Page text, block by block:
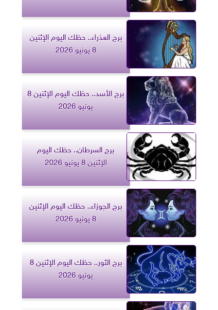
برج العذراء.. حظك اليوم الإثنين
8 يونيو 2026
برج الأسد.. حظك اليوم الإثنين 8
يونيو 2026
برج السرطان.. حظك اليوم
الإثنين 8 يونيو 2026
برج الجوزاء.. حظك اليوم الإثنين
8 يونيو 2026
برج الثور.. حظك اليوم الإثنين 8
يونيو 2026